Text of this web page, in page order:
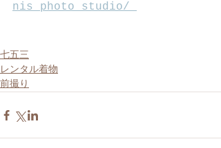
nis_photo_studio/
七五三
レンタル着物
前撮り